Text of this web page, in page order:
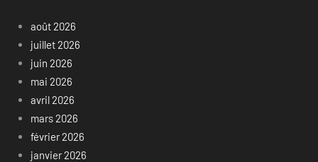
août 2026
juillet 2026
juin 2026
mai 2026
avril 2026
mars 2026
février 2026
janvier 2026